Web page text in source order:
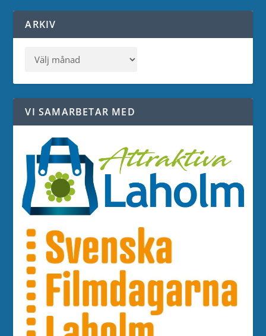
ARKIV
VI SAMARBETAR MED